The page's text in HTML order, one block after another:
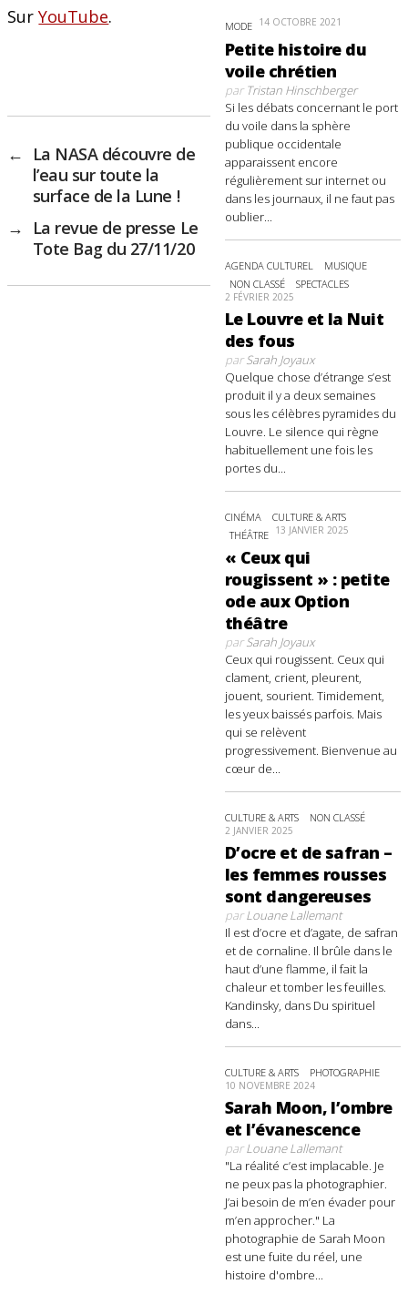
SurYouTube.
←
La NASA découvre de
l’eau sur toute la
surface de la Lune !
→
La revue de presse Le
Tote Bag du 27/11/20
MODE 14 OCTOBRE 2021
Petite histoire du
voile chrétien
parTristan Hinschberger
Si les débats concernant le port
du voile dans la sphère
publique occidentale
apparaissent encore
régulièrement sur internet ou
dans les journaux, il ne faut pas
oublier...
AGENDA CULTUREL
MUSIQUE
NON CLASSÉ
SPECTACLES
2 FÉVRIER 2025
Le Louvre et la Nuit
des fous
parSarah Joyaux
Quelque chose d’étrange s’est
produit il y a deux semaines
sous les célèbres pyramides du
Louvre. Le silence qui règne
habituellement une fois les
portes du...
CINÉMA
CULTURE & ARTS
THÉÂTRE 13 JANVIER 2025
« Ceux qui
rougissent » : petite
ode aux Option
théâtre
parSarah Joyaux
Ceux qui rougissent. Ceux qui
clament, crient, pleurent,
jouent, sourient. Timidement,
les yeux baissés parfois. Mais
qui se relèvent
progressivement. Bienvenue au
cœur de...
CULTURE & ARTS NON CLASSÉ
2 JANVIER 2025
D’ocre et de safran –
les femmes rousses
sont dangereuses
parLouane Lallemant
Il est d’ocre et d’agate, de safran
et de cornaline. Il brûle dans le
haut d’une flamme, il fait la
chaleur et tomber les feuilles.
Kandinsky, dans Du spirituel
dans...
CULTURE & ARTS PHOTOGRAPHIE
10 NOVEMBRE 2024
Sarah Moon, l’ombre
et l’évanescence
parLouane Lallemant
"La réalité c’est implacable. Je
ne peux pas la photographier.
J’ai besoin de m’en évader pour
m’en approcher." La
photographie de Sarah Moon
est une fuite du réel, une
histoire d'ombre...